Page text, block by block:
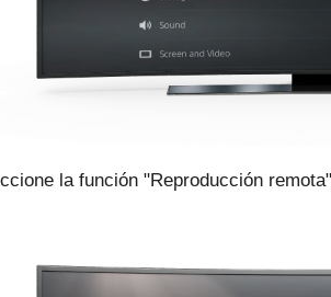
la función "Reproducción